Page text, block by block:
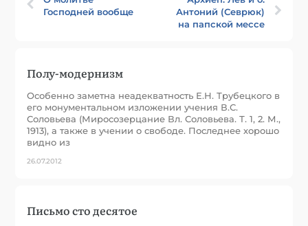
Господней вообще
Антоний (Севрюк)
на папской мессе
Полу-модернизм
Особенно заметна неадекватность Е.Н. Трубецкого в
его монументальном изложении учения В.С.
Соловьева (Миросозерцание Вл. Соловьева. Т. 1, 2. М.,
1913), а также в учении о свободе. Последнее хорошо
видно из
26.07.2012
Письмо сто десятое